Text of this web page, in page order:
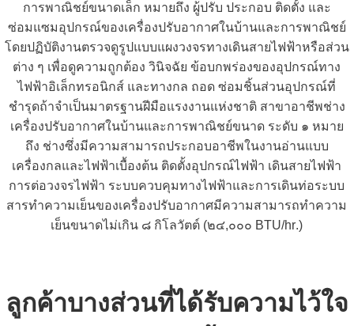
การพาณิชย์ขนาดเล็ก หมายถึง ผู้ปรับ ประกอบ ติดตั้ง และ
ซ่อมแซมอุปกรณ์ของเครื่องปรับอากาศในบ้านและการพาณิชย์
โดยปฏิบัติงานตรวจดูรูปแบบแผงวงจรทางเดินสายไฟฟ้าหรือส่วน
ต่าง ๆ เพื่อดูความถูกต้อง วินิจฉัย ข้อบกพร่องของอุปกรณ์ทาง
ไฟฟ้าอิเล็กทรอนิกส์ และทางกล ถอด ซ่อมชิ้นส่วนอุปกรณ์ที่
ชำรุดถ้าจำเป็นมาตรฐานฝีมือแรงงานแห่งชาติ สาขาอาชีพช่าง
เครื่องปรับอากาศในบ้านและการพาณิชย์ขนาด ระดับ ๑ หมาย
ถึง ช่างซึ่งมีความสามารถประกอบอาชีพในงานอ่านแบบ
เครื่องกลและไฟฟ้าเบื้องต้น ติดตั้งอุปกรณ์ไฟฟ้า เดินสายไฟฟ้า
การต่อวงจรไฟฟ้า ระบบควบคุมทางไฟฟ้าและการเดินท่อระบบ
สารทำความเย็นของเครื่องปรับอากาศมีความสามารถทำความ
เย็นขนาดไม่เกิน ๘ กิโลวัตต์ (๒๔,๐๐๐ BTU/hr.)
ลูกค้าบางส่วนที่ได้รับความไว้ใจ